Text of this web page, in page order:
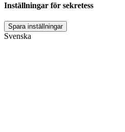
Inställningar för sekretess
Svenska